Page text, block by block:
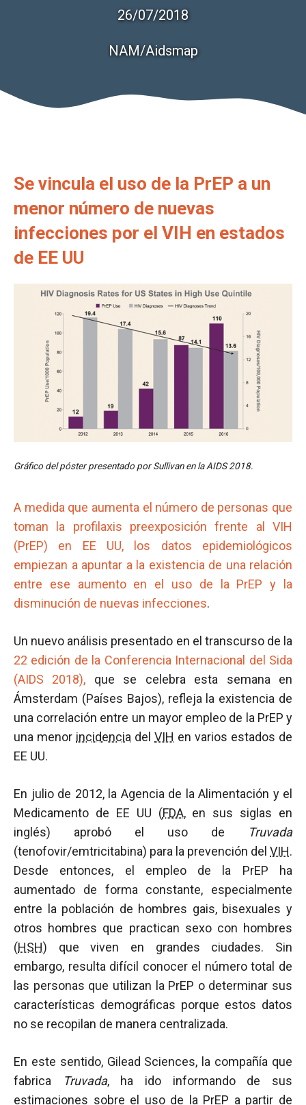
26/07/2018
NAM/Aidsmap
Se vincula el uso de la PrEP a un
menor número de nuevas
infecciones por el VIH en estados
de EE UU
Gráfico del póster presentado por Sullivan en la AIDS 2018.
A medida que aumenta el número de personas que
toman la profilaxis preexposición frente al VIH
(PrEP) en EE UU, los datos epidemiológicos
empiezan a apuntar a la existencia de una relación
entre ese aumento en el uso de la PrEP y la
disminución de nuevas infecciones.
Un nuevo análisis presentado en el transcurso de la
22 edición de la Conferencia Internacional del Sida
(AIDS 2018), que se celebra esta semana en
Ámsterdam (Países Bajos), refleja la existencia de
una correlación entre un mayor empleo de la PrEP y
una menor incidencia del VIH en varios estados de
EE UU.
En julio de 2012, la Agencia de la Alimentación y el
Medicamento de EE UU (FDA, en sus siglas en
inglés) aprobó el uso de
Truvada
(tenofovir/emtricitabina) para la prevención del VIH.
Desde entonces, el empleo de la PrEP ha
aumentado de forma constante, especialmente
entre la población de hombres gais, bisexuales y
otros hombres que practican sexo con hombres
(HSH) que viven en grandes ciudades. Sin
embargo, resulta difícil conocer el número total de
las personas que utilizan la PrEP o determinar sus
características demográficas porque estos datos
no se recopilan de manera centralizada.
En este sentido, Gilead Sciences, la compañía que
fabrica
Truvada, ha ido informando de sus
estimaciones sobre el uso de la PrEP a partir de